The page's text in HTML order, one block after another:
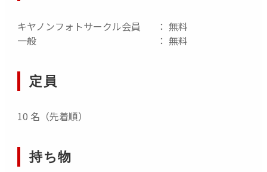
ださい。
シネマティックビデオグラファー Y2
キヤノンフォトサークル会員
： 無料
一般
： 無料
定員
10 名（先着順）
持ち物